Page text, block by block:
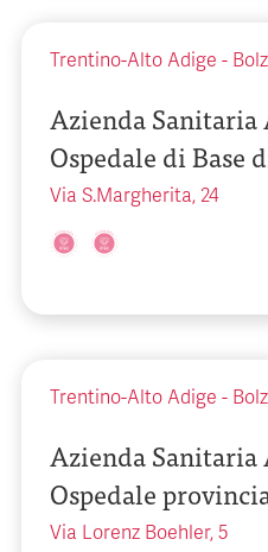
Trentino-Alto Adige -
Azienda
Ospedale di Base
Via S.Margherita, 24
Trentino-Alto Adige -
Azienda
Ospedale
Via Lorenz Boehler, 5